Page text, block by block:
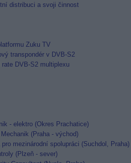
distribuci a svoji činnost
Zuku TV
transpondér v DVB-S2
DVB-S2 multiplexu
- elektro (Okres Prachatice)
(Praha - východ)
pro mezinárodní spolupráci (Suchdol, Praha)
(Plzeň - sever)